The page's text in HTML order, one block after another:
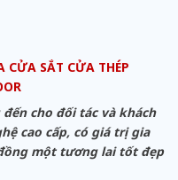
CỬA SẮT CỬA THÉP
đến cho đối tác và khách
cao cấp, có giá trị gia
một tương lai tốt đẹp